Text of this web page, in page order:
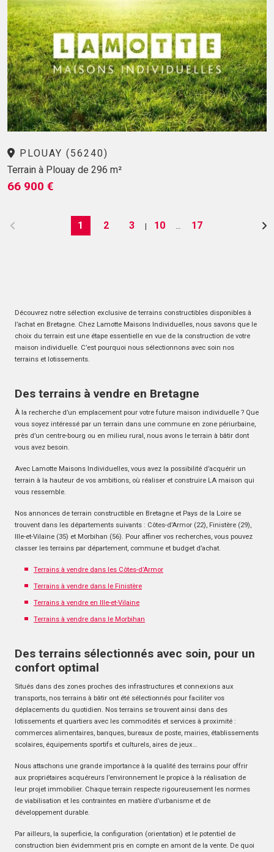
PLOUAY (56240)
Terrain à Plouay de 296 m²
66 900 €
1 2 3 | 10 17
Découvrez notre sélection exclusive de terrains constructibles disponibles à
l’achat en Bretagne. Chez Lamotte Maisons Individuelles, nous savons que le
choix du terrain est une étape essentielle en vue de la construction de votre
maison individuelle. C’est pourquoi nous sélectionnons avec soin nos
terrains et lotissements.
Des terrains à vendre en Bretagne
À la recherche d’un emplacement pour votre future maison individuelle ? Que
vous soyez intéressé par un terrain dans une commune en zone périurbaine,
près d’un centre-bourg ou en milieu rural, nous avons le terrain à bâtir dont
vous avez besoin.
Avec Lamotte Maisons Individuelles, vous avez la possibilité d’acquérir un
terrain à la hauteur de vos ambitions, où réaliser et construire LA maison qui
vous ressemble.
Nos annonces de terrain constructible en Bretagne et Pays de la Loire se
trouvent dans les départements suivants : Côtes-d’Armor (22), Finistère (29),
Ille-et-Vilaine (35) et Morbihan (56). Pour affiner vos recherches, vous pouvez
classer les terrains par département, commune et budget d’achat.
Terrains à vendre dans les Côtes-d’Armor
Terrains à vendre dans le Finistère
Terrains à vendre en Ille-et-Vilaine
Terrains à vendre dans le Morbihan
Des terrains sélectionnés avec soin, pour un
confort optimal
Situés dans des zones proches des infrastructures et connexions aux
transports, nos terrains à bâtir ont été sélectionnés pour faciliter vos
déplacements du quotidien. Nos terrains se trouvent ainsi dans des
lotissements et quartiers avec les commodités et services à proximité :
commerces alimentaires, banques, bureaux de poste, mairies, établissements
scolaires, équipements sportifs et culturels, aires de jeux…
Nous attachons une grande importance à la qualité des terrains pour offrir
aux propriétaires acquéreurs l’environnement le propice à la réalisation de
leur projet immobilier. Chaque terrain respecte rigoureusement les normes
de viabilisation et les contraintes en matière d’urbanisme et de
développement durable.
Par ailleurs, la superficie, la configuration (orientation) et le potentiel de
construction bien évidemment pris en compte en amont de la vente. De quoi